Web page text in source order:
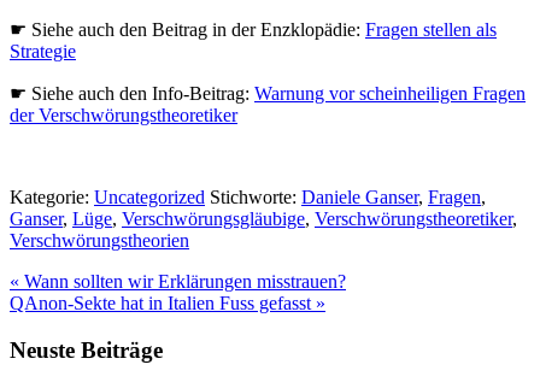
☛ Siehe auch den Beitrag in der Enzklopädie: Fragen stellen als
Strategie
☛ Siehe auch den Info-Beitrag: Warnung vor scheinheiligen Fragen
der Verschwörungstheoretiker
Kategorie: Uncategorized Stichworte: Daniele Ganser, Fragen,
Ganser, Lüge, Verschwörungsgläubige, Verschwörungstheoretiker,
Verschwörungstheorien
Vorheriger
Beitrag:
« Wann sollten wir Erklärungen misstrauen?
Nächster
QAnon-Sekte hat in Italien Fuss gefasst »
Seitenspalte
Neuste Beiträge